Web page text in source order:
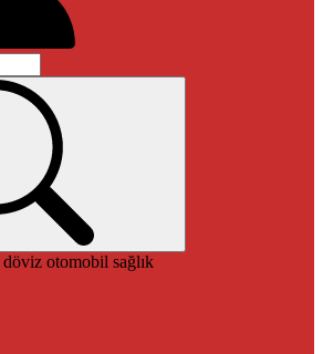
döviz otomobil sağlık